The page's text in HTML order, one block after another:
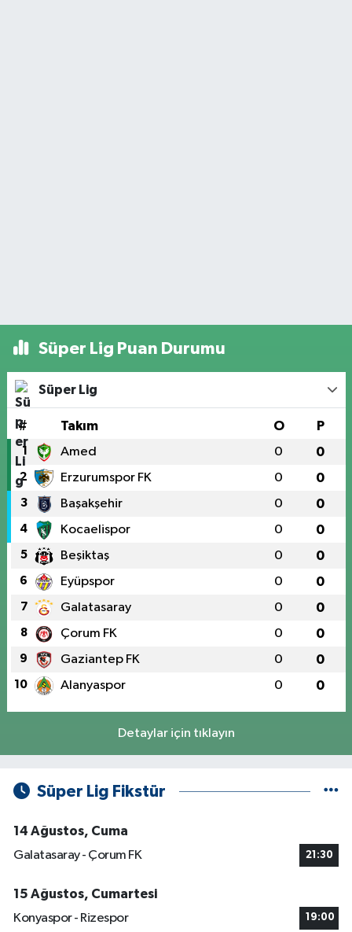
Süper Lig Puan Durumu
Süper Lig
# Takım O P
1 Amed 0 0
2 Erzurumspor FK 0 0
3 Başakşehir 0 0
4 Kocaelispor 0 0
5 Beşiktaş 0 0
6 Eyüpspor 0 0
7 Galatasaray 0 0
8 Çorum FK 0 0
9 Gaziantep FK 0 0
10 Alanyaspor 0 0
Detaylar için tıklayın
Süper Lig Fikstür
14 Ağustos, Cuma
Galatasaray - Çorum FK
21:30
15 Ağustos, Cumartesi
Konyaspor - Rizespor
19:00